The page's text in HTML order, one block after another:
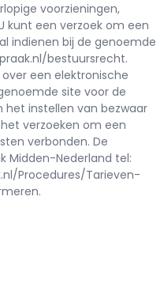
voorzieningen,
kunt een verzoek om een
indienen bij de genoemde
bestuursrecht.
een elektronische
site voor de
het instellen van bezwaar
verzoeken om een
verbonden. De
Midden-Nederland tel:
Procedures/Tarieven-